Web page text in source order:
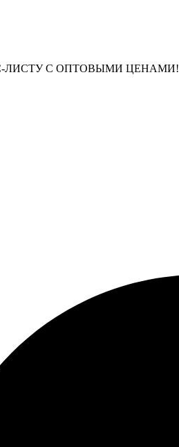
ЛИСТУ С ОПТОВЫМИ ЦЕНАМИ!